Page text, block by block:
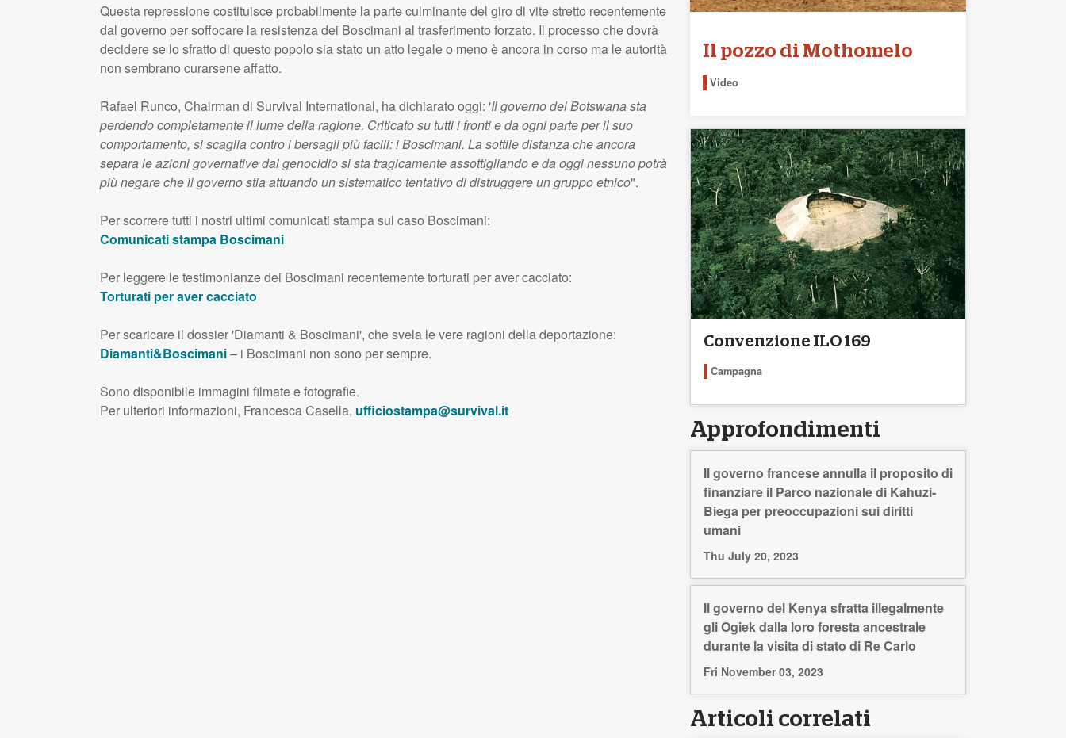
Questa repressione costituisce probabilmente la parte culminante del giro di vite stretto recentemente
dal governo per soffocare la resistenza dei Boscimani al trasferimento forzato. Il processo che dovrà
decidere se lo sfratto di questo popolo sia stato un atto legale o meno è ancora in corso ma le autorità
non sembrano curarsene affatto.
Rafael Runco, Chairman di Survival International, ha dichiarato oggi: 'Il governo del Botswana sta
perdendo completamente il lume della ragione. Criticato su tutti i fronti e da ogni parte per il suo
comportamento, si scaglia contro i bersagli più facili: i Boscimani. La sottile distanza che ancora
separa le azioni governative dal genocidio si sta tragicamente assottigliando e da oggi nessuno potrà
più negare che il governo stia attuando un sistematico tentativo di distruggere un gruppo etnico".
Per scorrere tutti i nostri ultimi comunicati stampa sul caso Boscimani:
Comunicati stampa Boscimani
Per leggere le testimonianze dei Boscimani recentemente torturati per aver cacciato:
Torturati per aver cacciato
Per scaricare il dossier 'Diamanti & Boscimani', che svela le vere ragioni della deportazione:
Diamanti&Boscimani– i Boscimani non sono per sempre.
Sono disponibile immagini filmate e fotografie.
Per ulteriori informazioni, Francesca Casella, ufficiostampa@survival.it
Il pozzo di Mothomelo
Video
Convenzione ILO 169
Campagna
Approfondimenti
Il governo francese annulla il proposito di
finanziare il Parco nazionale di Kahuzi-
Biega per preoccupazioni sui diritti
umani
Thu July 20, 2023
Il governo del Kenya sfratta illegalmente
gli Ogiek dalla loro foresta ancestrale
durante la visita di stato di Re Carlo
Fri November 03, 2023
Articoli correlati